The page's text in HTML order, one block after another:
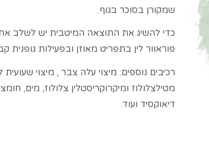
שמקורן בסוכר בגוף.
כדי להשיג את התוצאה המיטבית יש לשלב
פוראוור לין בתפריט מאוזן ובפעילות גופנית
רכיבים נוספים: מיצוי עלה צבר , מיצוי שעועית
מטילצלולוז ומיקרוקריסטלין צלולוז, מים,
דיאוקסיד ועוד.